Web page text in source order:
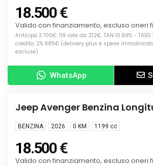
18.500 €
Valido con finanziamento, escluso oneri
Anticipo 3.700€. 119 rate da 212€. TAN 10.99% -
credito: 25.985€ (delivery plus e spese
escluse)
WhatsApp
KM0
Info
Jeep Avenger Benzina
BENZINA 2026 0 KM 1199 cc
18.500 €
Valido con finanziamento, escluso oneri